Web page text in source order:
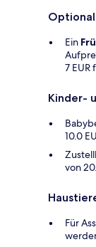
Ein
7 EUR
Kinder-
10.0
von
Für